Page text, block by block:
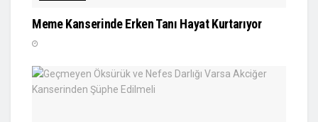
Meme Kanserinde Erken Tanı Hayat Kurtarıyor